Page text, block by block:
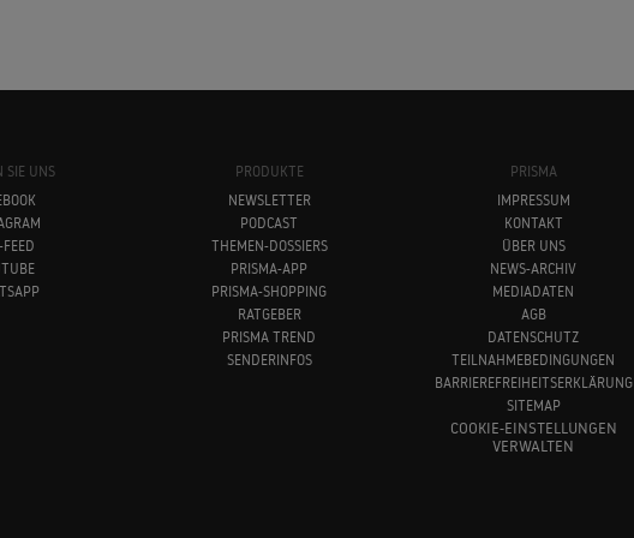
SIE UNS
FEED
PRODUKTE
NEWSLETTER
PODCAST
THEMEN-DOSSIERS
PRISMA-APP
PRISMA-SHOPPING
RATGEBER
PRISMA TREND
SENDERINFOS
PRISMA
IMPRESSUM
KONTAKT
ÜBER UNS
NEWS-ARCHIV
MEDIADATEN
AGB
DATENSCHUTZ
TEILNAHMEBEDINGUNGEN
BARRIEREFREIHEITSERKLÄRUNG
SITEMAP
COOKIE-EINSTELLUNGEN
VERWALTEN